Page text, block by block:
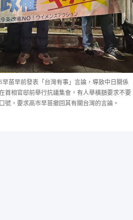
苗早前發表「台灣有事」言論，導致中日關係
首相官邸前舉行抗議集會，有人舉橫額要求不要
號，要求高市早苗撤回其有關台灣的言論。